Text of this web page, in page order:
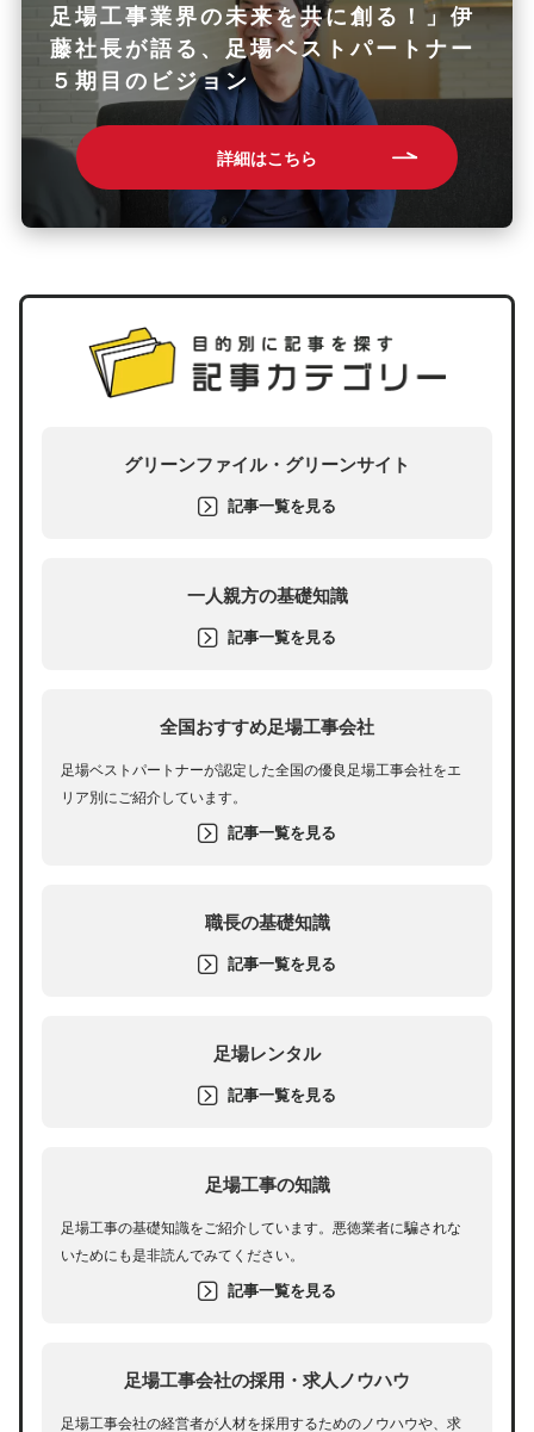
足場工事業界の未来を共に創る！」伊
藤社長が語る、足場ベストパートナー
５期目のビジョン
詳細はこちら
グリーンファイル・グリーンサイト
記事一覧を見る
一人親方の基礎知識
記事一覧を見る
全国おすすめ足場工事会社
足場ベストパートナーが認定した全国の優良足場工事会社をエ
リア別にご紹介しています。
記事一覧を見る
職長の基礎知識
記事一覧を見る
足場レンタル
記事一覧を見る
足場工事の知識
足場工事の基礎知識をご紹介しています。悪徳業者に騙されな
いためにも是非読んでみてください。
記事一覧を見る
足場工事会社の採用・求人ノウハウ
足場工事会社の経営者が人材を採用するためのノウハウや、求